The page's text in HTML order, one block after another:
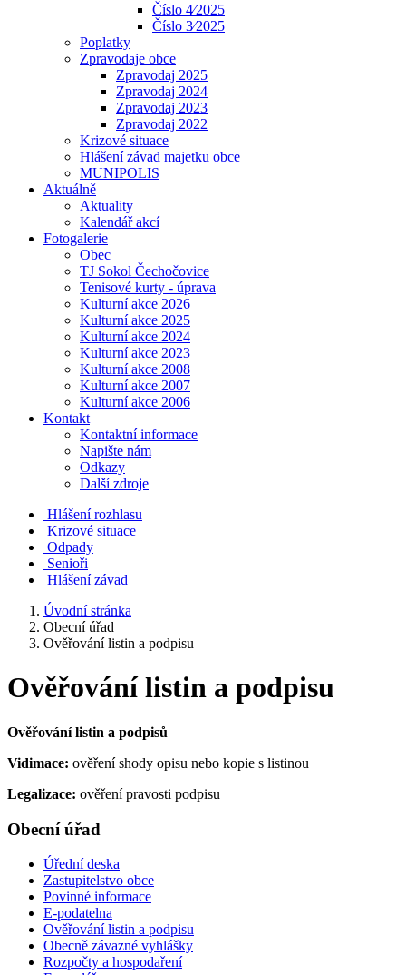
Číslo 4⁄2025
Číslo 3⁄2025
Poplatky
Zpravodaje obce
Zpravodaj 2025
Zpravodaj 2024
Zpravodaj 2023
Zpravodaj 2022
Krizové situace
Hlášení závad majetku obce
MUNIPOLIS
Aktuálně
Aktuality
Kalendář akcí
Fotogalerie
Obec
TJ Sokol Čechočovice
Tenisové kurty - úprava
Kulturní akce 2026
Kulturní akce 2025
Kulturní akce 2024
Kulturní akce 2023
Kulturní akce 2008
Kulturní akce 2007
Kulturní akce 2006
Kontakt
Kontaktní informace
Napište nám
Odkazy
Další zdroje
Hlášení rozhlasu
Krizové situace
Odpady
Senioři
Hlášení závad
Úvodní stránka
Obecní úřad
Ověřování listin a podpisu
Ověřování listin a podpisu
Ověřování listin a podpisů
Vidimace: ověření shody opisu nebo kopie s listinou
Legalizace: ověření pravosti podpisu
Obecní úřad
Úřední deska
Zastupitelstvo obce
Povinné informace
E-podatelna
Ověřování listin a podpisu
Obecně závazné vyhlášky
Rozpočty a hospodaření